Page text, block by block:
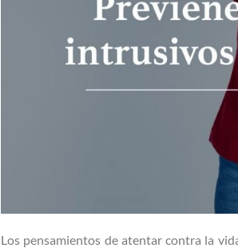
Los pensamientos de atentar contra la